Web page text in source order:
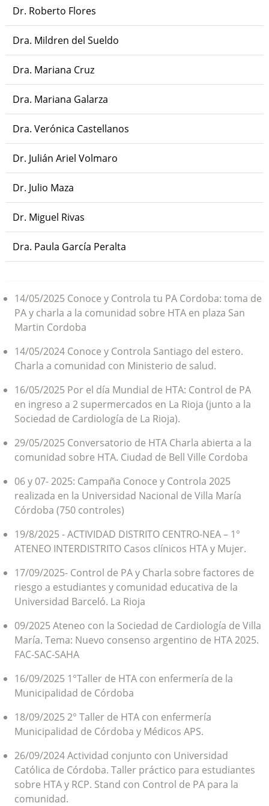
Dr. Roberto Flores
Dra. Mildren del Sueldo
Dra. Mariana Cruz
Dra. Mariana Galarza
Dra. Verónica Castellanos
Dr. Julián Ariel Volmaro
Dr. Julio Maza
Dr. Miguel Rivas
Dra. Paula García Peralta
14/05/2025 Conoce y Controla tu PA Cordoba: toma de
PA y charla a la comunidad sobre HTA en plaza San
Martin Cordoba
14/05/2024 Conoce y Controla Santiago del estero.
Charla a comunidad con Ministerio de salud.
16/05/2025 Por el día Mundial de HTA: Control de PA
en ingreso a 2 supermercados en La Rioja (junto a la
Sociedad de Cardiología de La Rioja).
29/05/2025 Conversatorio de HTA Charla abierta a la
comunidad sobre HTA. Ciudad de Bell Ville Cordoba
06 y 07- 2025: Campaña Conoce y Controla 2025
realizada en la Universidad Nacional de Villa María
Córdoba (750 controles)
19/8/2025 - ACTIVIDAD DISTRITO CENTRO-NEA – 1°
ATENEO INTERDISTRITO Casos clínicos HTA y Mujer.
17/09/2025- Control de PA y Charla sobre factores de
riesgo a estudiantes y comunidad educativa de la
Universidad Barceló. La Rioja
09/2025 Ateneo con la Sociedad de Cardiología de Villa
María. Tema: Nuevo consenso argentino de HTA 2025.
FAC-SAC-SAHA
16/09/2025 1°Taller de HTA con enfermería de la
Municipalidad de Córdoba
18/09/2025 2° Taller de HTA con enfermería
Municipalidad de Córdoba y Médicos APS.
26/09/2024 Actividad conjunto con Universidad
Católica de Córdoba. Taller práctico para estudiantes
sobre HTA y RCP. Stand con Control de PA para la
comunidad.